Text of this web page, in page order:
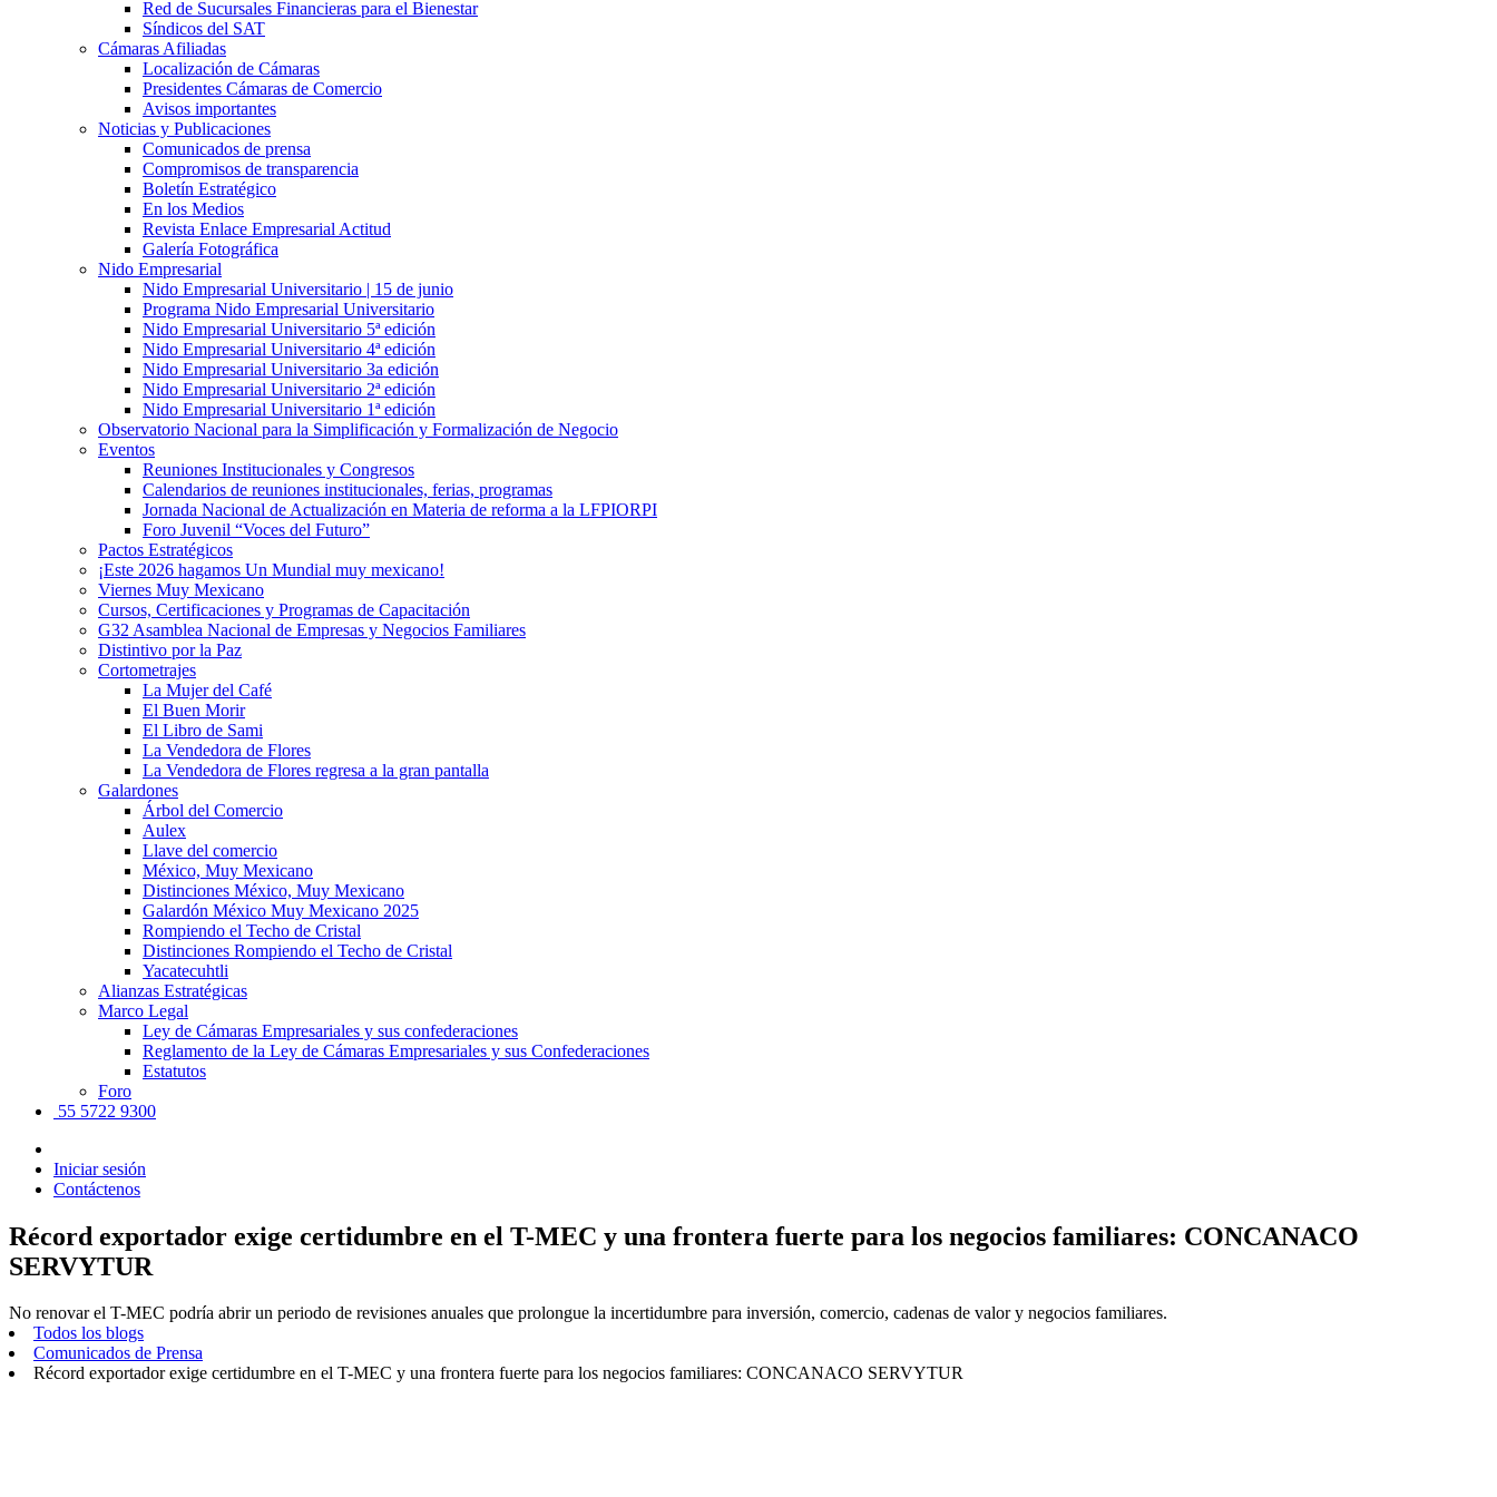
Red de Sucursales Financieras para el Bienestar
Síndicos del SAT
Cámaras Afiliadas
Localización de Cámaras
Presidentes Cámaras de Comercio
Avisos importantes
Noticias y Publicaciones
Comunicados de prensa
Compromisos de transparencia
Boletín Estratégico
En los Medios
Revista Enlace Empresarial Actitud
Galería Fotográfica
Nido Empresarial
Nido Empresarial Universitario | 15 de junio
Programa Nido Empresarial Universitario
Nido Empresarial Universitario 5ª edición
Nido Empresarial Universitario 4ª edición
Nido Empresarial Universitario 3a edición
Nido Empresarial Universitario 2ª edición
Nido Empresarial Universitario 1ª edición
Observatorio Nacional para la Simplificación y Formalización de Negocio
Eventos
Reuniones Institucionales y Congresos
Calendarios de reuniones institucionales, ferias, programas
Jornada Nacional de Actualización en Materia de reforma a la LFPIORPI
Foro Juvenil “Voces del Futuro”
Pactos Estratégicos
¡Este 2026 hagamos Un Mundial muy mexicano!
Viernes Muy Mexicano
Cursos, Certificaciones y Programas de Capacitación
G32 Asamblea Nacional de Empresas y Negocios Familiares
Distintivo por la Paz
Cortometrajes
La Mujer del Café
El Buen Morir
El Libro de Sami
La Vendedora de Flores
La Vendedora de Flores regresa a la gran pantalla
Galardones
Árbol del Comercio
Aulex
Llave del comercio
México, Muy Mexicano
Distinciones México, Muy Mexicano
Galardón México Muy Mexicano 2025
Rompiendo el Techo de Cristal
Distinciones Rompiendo el Techo de Cristal
Yacatecuhtli
Alianzas Estratégicas
Marco Legal
Ley de Cámaras Empresariales y sus confederaciones
Reglamento de la Ley de Cámaras Empresariales y sus Confederaciones
Estatutos
Foro
55 5722 9300
Iniciar sesión
Contáctenos
Récord exportador exige certidumbre en el T-MEC y una frontera fuerte para los negocios familiares: CONCANACO
SERVYTUR
No renovar el T-MEC podría abrir un periodo de revisiones anuales que prolongue la incertidumbre para inversión, comercio, cadenas de valor y negocios familiares.
Todos los blogs
Comunicados de Prensa
Récord exportador exige certidumbre en el T-MEC y una frontera fuerte para los negocios familiares: CONCANACO SERVYTUR